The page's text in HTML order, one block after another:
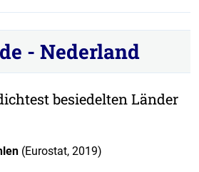
- Nederland
besiedelten Länder
(Eurostat, 2019)